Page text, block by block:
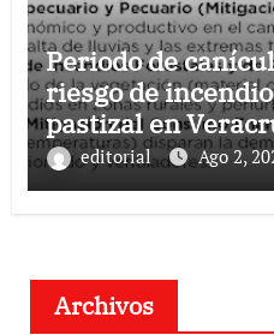
Periodo de
riesgo de
pastizal en
editorial Ago 2,
Archivos